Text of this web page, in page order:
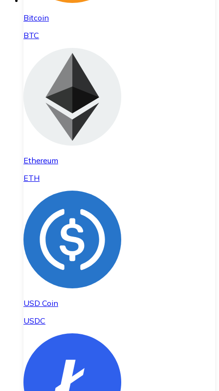
Bitcoin
BTC
Ethereum
ETH
USD Coin
USDC